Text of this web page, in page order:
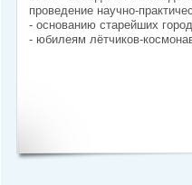
проведение научно-
- основанию старейших
- юбилеям лётчиков-